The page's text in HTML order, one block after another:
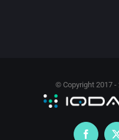
© Copyright 2017